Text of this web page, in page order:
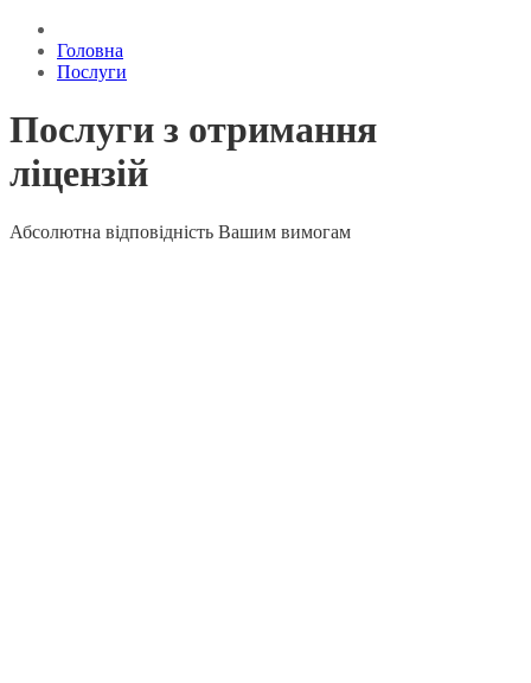
Головна
Послуги
Послуги з отримання
ліцензій
Абсолютна відповідність Вашим вимогам